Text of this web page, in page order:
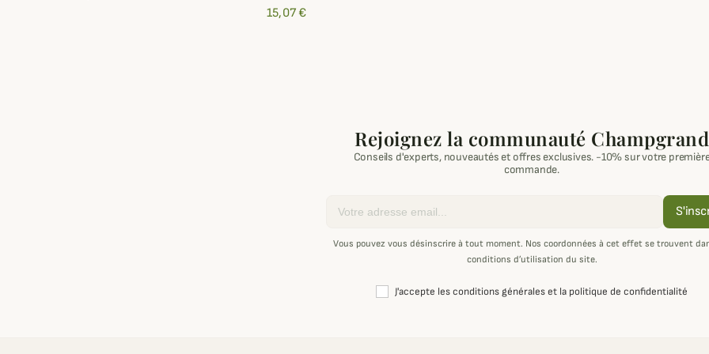
15,07 €
Rejoignez la communauté Champgrand
Conseils d'experts, nouveautés et offres exclusives. -10% sur votre
commande.
Vous pouvez vous désinscrire à tout moment. Nos coordonnées à cet effet se trouvent
conditions d’utilisation du site.
J'accepte les conditions générales et la politique de confidentialité